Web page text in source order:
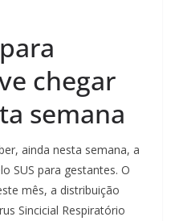
chegar
semana
ainda nesta semana, a
SUS para gestantes. O
mês, a distribuição
Sincicial Respiratório